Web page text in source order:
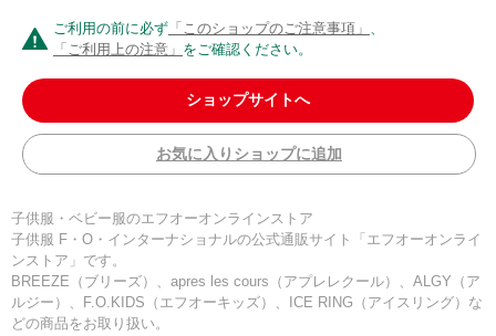
ご利用の前に必ず 「このショップのご注意事項」 、
「ご利用上の注意」 をご確認ください。
ショップサイトへ
お気に入りショップに追加
子供服・ベビー服のエフオーオンラインストア
子供服 F・O・インターナショナルの公式通販サイト「エフオーオンライ
ンストア」です。
BREEZE（ブリーズ）、apres les cours（アプレレクール）、ALGY（ア
ルジー）、F.O.KIDS（エフオーキッズ）、ICE RING（アイスリング）な
どの商品をお取り扱い。